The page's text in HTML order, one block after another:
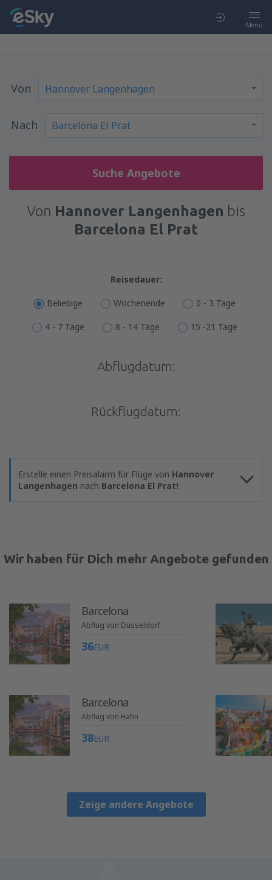
Menü
Von
Nach
Suche Angebote
Von Hannover Langenhagen bis
Barcelona El Prat
Reisedauer:
Beliebige Wochenende 0 - 3 Tage
4 - 7 Tage 8 - 14 Tage 15 -21 Tage
Abflugdatum:
Rückflugdatum:
Erstelle einen Preisalarm für Flüge von Hannover
Langenhagen nach Barcelona El Prat!
Wir haben für Dich mehr Angebote gefunden
Barcelona
Abflug von Düsseldorf
36EUR
Barcelona
Abflug von Hahn
38EUR
Zeige andere Angebote